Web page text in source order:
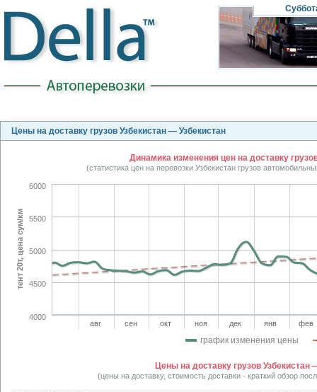
Цены на доставку грузов Узбекистан — Узбекистан
Динамика изменения цен на доставку
(статистика цен на перевозки Узбекистан грузов
график изменения цены
авг сен окт ноя дек янв фев
4000
4500
5000
5500
6000
тент 20т, цена сум/км
Цены на доставку грузов Узбекистан
(цены на доставку, стоимость доставки - краткий обзор